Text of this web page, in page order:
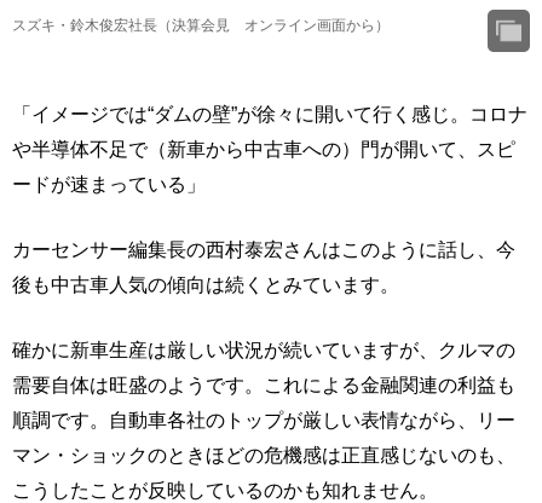
スズキ・鈴木俊宏社長（決算会見 オンライン画面から）
「イメージでは“ダムの壁”が徐々に開いて行く感じ。コロナ
や半導体不足で（新車から中古車への）門が開いて、スピ
ードが速まっている」
カーセンサー編集長の西村泰宏さんはこのように話し、今
後も中古車人気の傾向は続くとみています。
確かに新車生産は厳しい状況が続いていますが、クルマの
需要自体は旺盛のようです。これによる金融関連の利益も
順調です。自動車各社のトップが厳しい表情ながら、リー
マン・ショックのときほどの危機感は正直感じないのも、
こうしたことが反映しているのかも知れません。